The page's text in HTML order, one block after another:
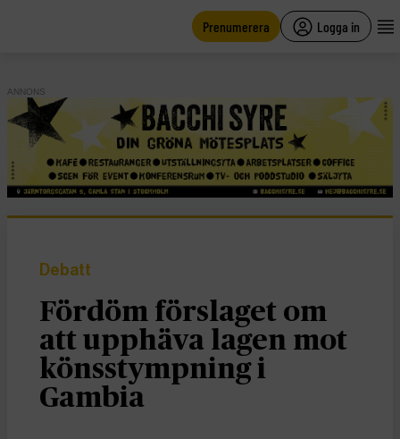
Prenumerera Logga in
ANNONS
Debatt
Fördöm förslaget om
att upphäva lagen mot
könsstympning i
Gambia